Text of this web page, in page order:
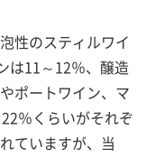
性のスティルワイ
は11～12％、醸造
ポートワイン、マ
％くらいがそれぞ
ていますが、当